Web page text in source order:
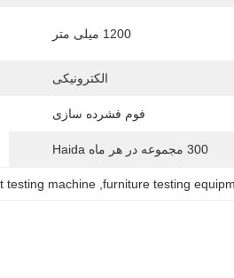
1200 میلی متر
الکترونیکی
فوم فشرده سازی
300 مجموعه در هر ماه Haida
furniture testing
,
testing machine